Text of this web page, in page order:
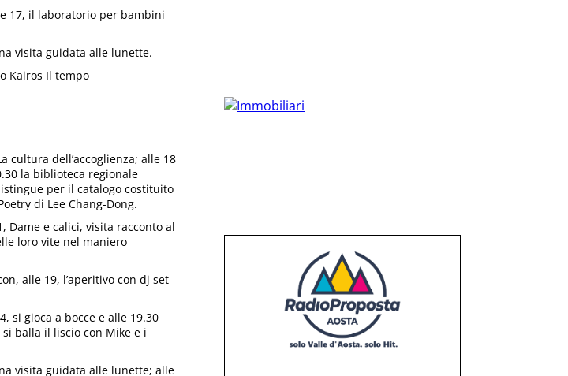
17, il laboratorio per bambini
visita guidata alle lunette.
Kairos Il tempo
cultura dell’accoglienza; alle 18
la biblioteca regionale
per il catalogo costituito
di Lee Chang-Dong.
Dame e calici, visita racconto al
loro vite nel maniero
alle 19, l’aperitivo con dj set
si gioca a bocce e alle 19.30
balla il liscio con Mike e i
visita guidata alle lunette; alle